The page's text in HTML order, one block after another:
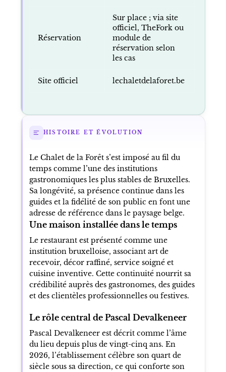
Réservation
Sur place ; via site
officiel, TheFork ou
module de
réservation selon
les cas
Site officiel lechaletdelaforet.be
HISTOIRE ET ÉVOLUTION
Le Chalet de la Forêt s’est imposé au fil du
temps comme l’une des institutions
gastronomiques les plus stables de Bruxelles.
Sa longévité, sa présence continue dans les
guides et la fidélité de son public en font une
adresse de référence dans le paysage belge.
Une maison installée dans le temps
Le restaurant est présenté comme une
institution bruxelloise, associant art de
recevoir, décor raffiné, service soigné et
cuisine inventive. Cette continuité nourrit sa
crédibilité auprès des gastronomes, des guides
et des clientèles professionnelles ou festives.
Le rôle central de Pascal Devalkeneer
Pascal Devalkeneer est décrit comme l’âme
du lieu depuis plus de vingt-cinq ans. En
2026, l’établissement célèbre son quart de
siècle sous sa direction, ce qui conforte son